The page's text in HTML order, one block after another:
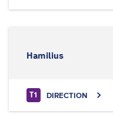
Hamilius
T1 DIRECTION